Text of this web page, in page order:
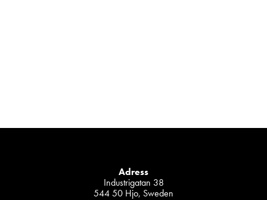
Adress
Industrigatan 38
544 50 Hjo, Sweden